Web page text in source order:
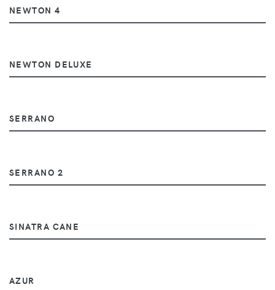
NEWTON 4
NEWTON DELUXE
SERRANO
SERRANO 2
SINATRA CANE
AZUR